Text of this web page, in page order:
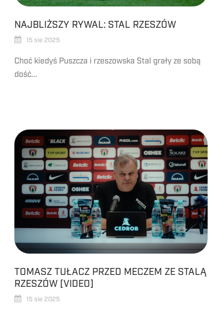
NAJBLIŻSZY RYWAL: STAL RZESZÓW
15 sie 2025
Choć kiedyś Puszcza i rzeszowska Stal grały ze sobą
dość...
TOMASZ TUŁACZ PRZED MECZEM ZE STALĄ
RZESZÓW [VIDEO]
15 sie 2025